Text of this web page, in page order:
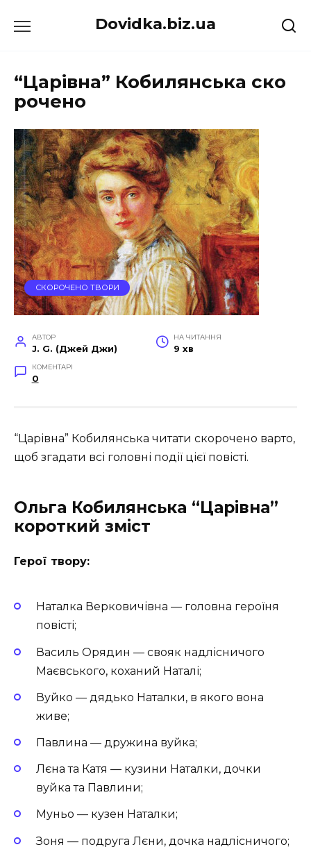
до
Dovidka.biz.ua
“Царівна” Кобилянська ско
рочено
СКОРОЧЕНО ТВОРИ
АВТОР
J. G. (Джей Джи)
НА ЧИТАННЯ
9 хв
КОМЕНТАРІ
0
“Царівна” Кобилянська читати скорочено варто,
щоб згадати всі головні події цієї повісті.
Ольга Кобилянська “Царівна”
короткий зміст
Герої твору:
Наталка Верковичівна — головна героїня
повісті;
Василь Орядин — свояк надлісничого
Маєвського, коханий Наталі;
Вуйко — дядько Наталки, в якого вона
живе;
Павлина — дружина вуйка;
Лєна та Катя — кузини Наталки, дочки
вуйка та Павлини;
Муньо — кузен Наталки;
Зоня — подруга Лєни, дочка надлісничого;